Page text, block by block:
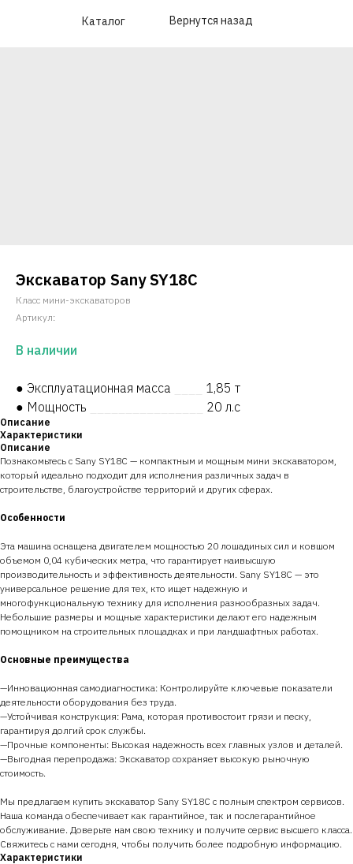
Каталог Вернутся назад
Экскаватор Sany SY18C
Класс мини-экскаваторов
Артикул:
В наличии
● Эксплуатационная масса
1,85 т
● Мощность
20 л.с
Описание
Характеристики
Описание
Познакомьтесь с Sany SY18C — компактным и мощным мини экскаватором,
который идеально подходит для исполнения различных задач в
строительстве, благоустройстве территорий и других сферах.
Особенности
Эта машина оснащена двигателем мощностью 20 лошадиных сил и ковшом
объемом 0,04 кубических метра, что гарантирует наивысшую
производительность и эффективность деятельности. Sany SY18C — это
универсальное решение для тех, кто ищет надежную и
многофункциональную технику для исполнения разнообразных задач.
Небольшие размеры и мощные характеристики делают его надежным
помощником на строительных площадках и при ландшафтных работах.
Основные преимущества
—Инновационная самодиагностика: Контролируйте ключевые показатели
деятельности оборудования без труда.
—Устойчивая конструкция: Рама, которая противостоит грязи и песку,
гарантируя долгий срок службы.
—Прочные компоненты: Высокая надежность всех главных узлов и деталей.
—Выгодная перепродажа: Экскаватор сохраняет высокую рыночную
стоимость.
Мы предлагаем купить экскаватор Sany SY18C с полным спектром сервисов.
Наша команда обеспечивает как гарантийное, так и послегарантийное
обслуживание. Доверьте нам свою технику и получите сервис высшего класса.
Свяжитесь с нами сегодня, чтобы получить более подробную информацию.
Характеристики